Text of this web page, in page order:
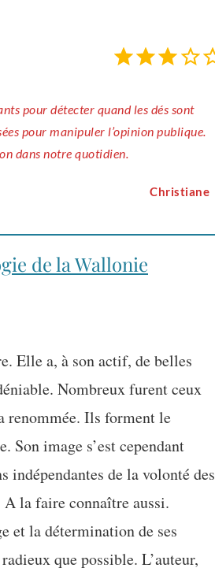
pour manipuler l’opinion publique.
dans notre quotidien.
Christiane
de la Wallonie
Elle a, à son actif, de belles
Nombreux furent ceux
renommée. Ils forment le
Son image s’est cependant
indépendantes de la volonté des
A la faire connaître aussi.
et la détermination de ses
que possible. L’auteur,